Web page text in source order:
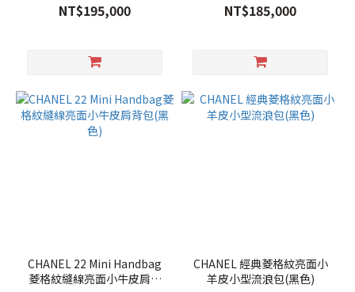
NT$195,000 NT$185,000
CHANEL 22 Mini Handbag
菱格紋縫線亮面小牛皮肩背
CHANEL 經典菱格紋亮面小
羊皮小型流浪包(黑色)